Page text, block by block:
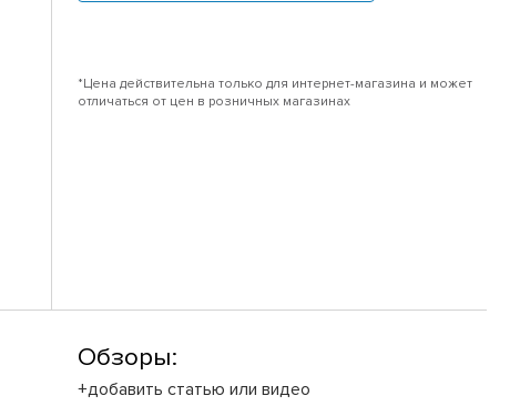
*Цена действительна только для интернет-магазина и может
отличаться от цен в розничных магазинах
Обзоры:
+добавить статью или видео